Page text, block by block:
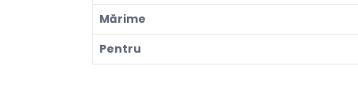
Mărime
Pentru